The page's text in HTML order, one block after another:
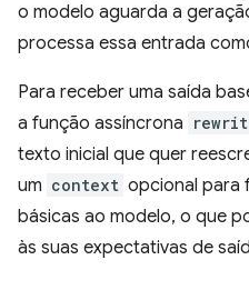
o modelo aguarda a
processa essa entrada
Para receber uma saída
a função assíncrona
texto inicial que quer
um context opcional para
básicas ao modelo, o que
às suas expectativas de